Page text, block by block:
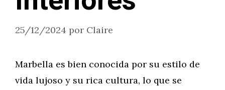
25/12/2024 por Claire
Marbella es bien conocida por su estilo de
vida lujoso y su rica cultura, lo que se